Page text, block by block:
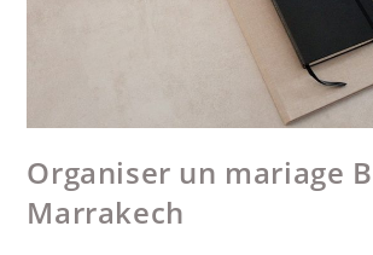
Organiser un mariage
Marrakech